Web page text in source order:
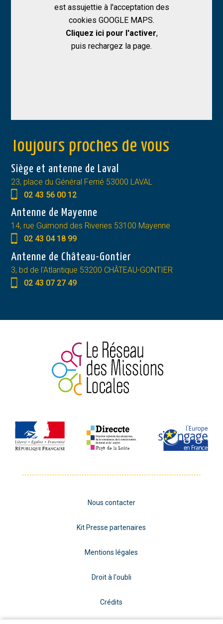
Google Maps is disabled. Allow
est assujettie à l'acceptation des
cookies GOOGLE MAPS.
Cliquez ici pour l'activer,
puis rechargez la page.
Toujours proches de vous
Siège et antenne de Laval
23, place du Général Ferrié 53000 LAVAL
02 43 56 00 12
Antenne de Mayenne
14, rue Guimond des Riveries 53100 Mayenne
02 43 04 18 99
Antenne de Château-Gontier
3, bd de l'Atlantique 53200 CHÂTEAU-GONTIER
02 43 07 27 49
Nous contacter
Kit Presse partenaires
Mentions légales
Droit à l'oubli
Crédits